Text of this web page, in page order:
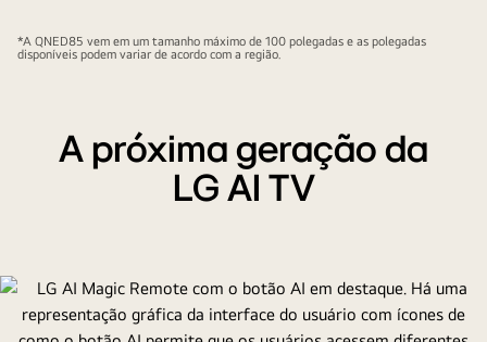
*A QNED85 vem em um tamanho máximo de 100 polegadas e as polegadas
disponíveis podem variar de acordo com a região.
A próxima geração da
LG AI TV